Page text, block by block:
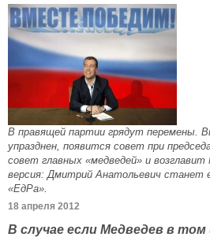
В правящей партии грядут перемены.
упразднен, появится совет при
совет главных «медведей» и
версия: Дмитрий Анатольевич станет
«ЕдРа».
18 апреля 2012
В случае если Медведев в